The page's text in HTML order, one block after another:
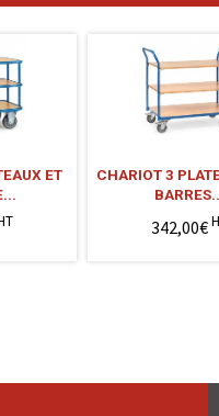
ET
CHARIOT 3
342,00€